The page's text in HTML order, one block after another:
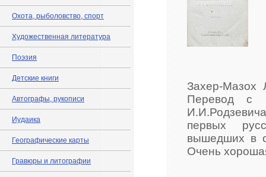
Охота, рыболовство, спорт
Художественная литература
Поэзия
Детские книги
Автографы, рукописи
Иудаика
Географические карты
Гравюры и литографии
Захер-Мазох
Перевод с
первых
вышедших в
Очень